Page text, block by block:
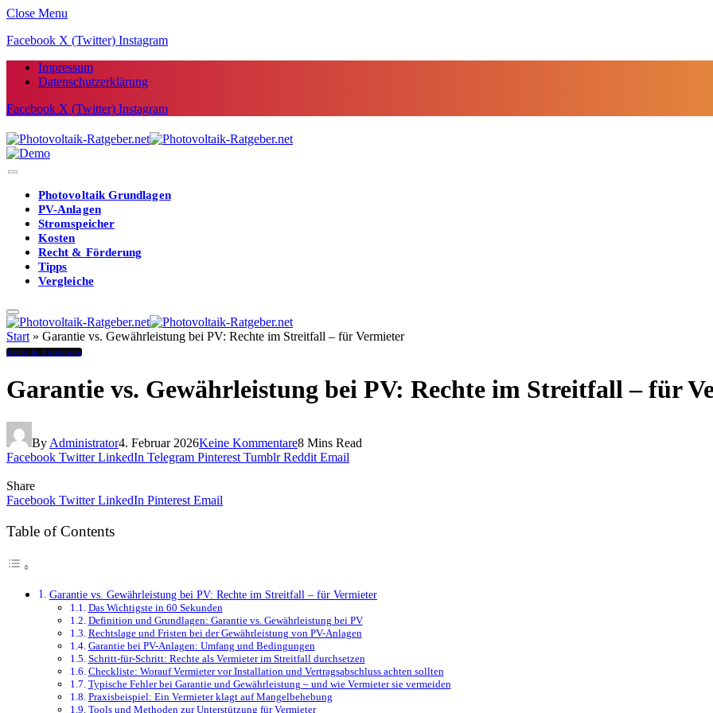
Close Menu
Facebook X (Twitter) Instagram
Impressum
Datenschutzerklärung
Facebook X (Twitter) Instagram
Photovoltaik Grundlagen
PV-Anlagen
Stromspeicher
Kosten
Recht & Förderung
Tipps
Vergleiche
Start » Garantie vs. Gewährleistung bei PV: Rechte im Streitfall – für Vermieter
Recht & Förderung
Garantie vs. Gewährleistung bei PV: Rechte im Streitfall – für
By Administrator4. Februar 2026Keine Kommentare8 Mins Read
Facebook Twitter LinkedIn Telegram Pinterest Tumblr Reddit Email
Share
Facebook Twitter LinkedIn Pinterest Email
Table of Contents
Garantie vs. Gewährleistung bei PV: Rechte im Streitfall – für Vermieter
Das Wichtigste in 60 Sekunden
Definition und Grundlagen: Garantie vs. Gewährleistung bei PV
Rechtslage und Fristen bei der Gewährleistung von PV-Anlagen
Garantie bei PV-Anlagen: Umfang und Bedingungen
Schritt-für-Schritt: Rechte als Vermieter im Streitfall durchsetzen
Checkliste: Worauf Vermieter vor Installation und Vertragsabschluss achten sollten
Typische Fehler bei Garantie und Gewährleistung – und wie Vermieter sie vermeiden
Praxisbeispiel: Ein Vermieter klagt auf Mangelbehebung
Tools und Methoden zur Unterstützung für Vermieter